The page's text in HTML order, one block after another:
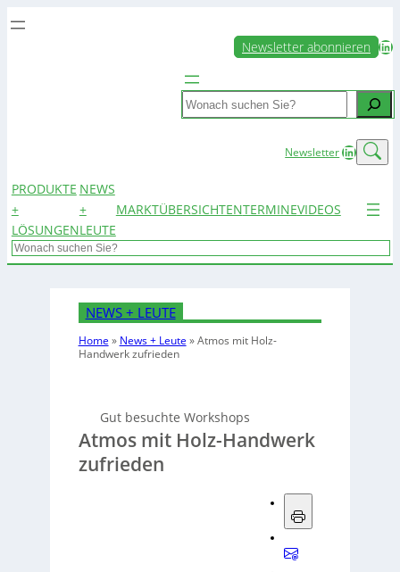
Newsletter abonnieren LinkedIn
Search
NewsletterLinkedIn
PRODUKTE
+
LÖSUNGEN
NEWS
+
LEUTE
MARKTÜBERSICHTENTERMINEVIDEOS
Search
NEWS + LEUTE
Home » News + Leute »Atmos mit Holz-
Handwerk zufrieden
Gut besuchte Workshops
Atmos mit Holz-Handwerk
zufrieden